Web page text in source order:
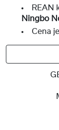
REAN
Ningbo
Cena